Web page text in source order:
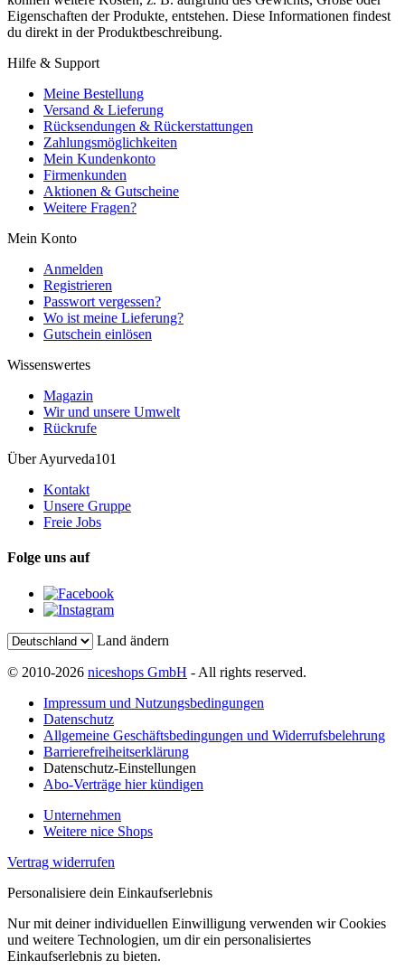
Eigenschaften der Produkte, entstehen. Diese Informationen findest
du direkt in der Produktbeschreibung.
Hilfe & Support
Meine Bestellung
Versand & Lieferung
Rücksendungen & Rückerstattungen
Zahlungsmöglichkeiten
Mein Kundenkonto
Firmenkunden
Aktionen & Gutscheine
Weitere Fragen?
Mein Konto
Anmelden
Registrieren
Passwort vergessen?
Wo ist meine Lieferung?
Gutschein einlösen
Wissenswertes
Magazin
Wir und unsere Umwelt
Rückrufe
Über Ayurveda101
Kontakt
Unsere Gruppe
Freie Jobs
Folge uns auf
Land ändern
© 2010-2026 niceshops GmbH - All rights reserved.
Impressum und Nutzungsbedingungen
Datenschutz
Allgemeine Geschäftsbedingungen und Widerrufsbelehrung
Barrierefreiheitserklärung
Datenschutz-Einstellungen
Abo-Verträge hier kündigen
Unternehmen
Weitere nice Shops
Vertrag widerrufen
Personalisiere dein Einkaufserlebnis
Nur mit deiner individuellen Einwilligung verwenden wir Cookies
und weitere Technologien, um dir ein personalisiertes
Einkaufserlebnis zu bieten.